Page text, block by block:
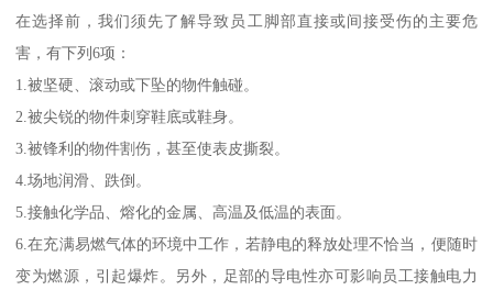
在选择前，我们须先了解导致员工脚部直接或间接受伤的主要危
害，有下列6项：
1.被坚硬、滚动或下坠的物件触碰。
2.被尖锐的物件刺穿鞋底或鞋身。
3.被锋利的物件割伤，甚至使表皮撕裂。
4.场地润滑、跌倒。
5.接触化学品、熔化的金属、高温及低温的表面。
6.在充满易燃气体的环境中工作，若静电的释放处理不恰当，便随时
变为燃源，引起爆炸。另外，足部的导电性亦可影响员工接触电力